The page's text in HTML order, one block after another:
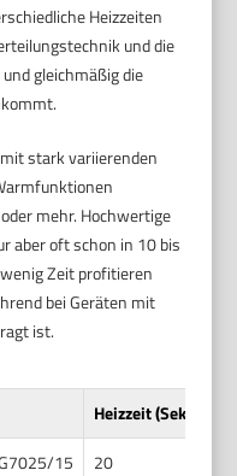
Heizzeiten
und die
gleichmäßig die
stark variierenden
mehr. Hochwertige
aber oft schon in 10 bis
Zeit profitieren
bei Geräten mit
ist.
Heizzeit
15
20